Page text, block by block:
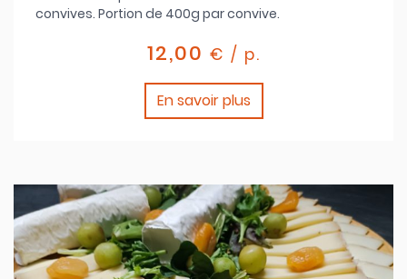
convives. Portion de 400g par convive.
12,00 € / p.
En savoir plus